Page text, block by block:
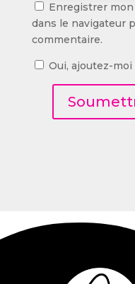
Enregistrer
dans le navigateur
commentaire.
Oui, ajoutez-